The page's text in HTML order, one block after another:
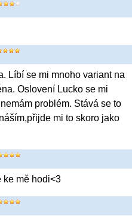
Líbí se mi mnoho variant na
Oslovení Lucko se mi
problém. Stává se to
mi to skoro jako
ke mě hodi<3